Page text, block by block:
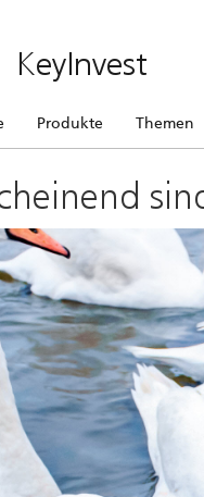
KeyInvest
Produkte Themen